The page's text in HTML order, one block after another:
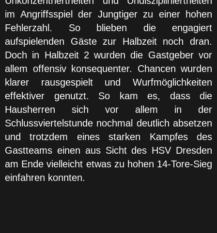
im Angriffsspiel der Jungtiger zu einer hohen
Fehlerzahl. So blieben die engagiert
aufspielenden Gäste zur Halbzeit noch dran.
Doch in Halbzeit 2 wurden die Gastgeber vor
allem offensiv konsequenter. Chancen wurden
klarer rausgespielt und Wurfmöglichkeiten
effektiver genutzt. So kam es, dass die
Hausherren sich vor allem in der
Schlussviertelstunde nochmal deutlich absetzen
und trotzdem eines starken Kampfes des
Gastteams einen aus Sicht des HSV Dresden
am Ende vielleicht etwas zu hohen 14-Tore-Sieg
einfahren konnten.